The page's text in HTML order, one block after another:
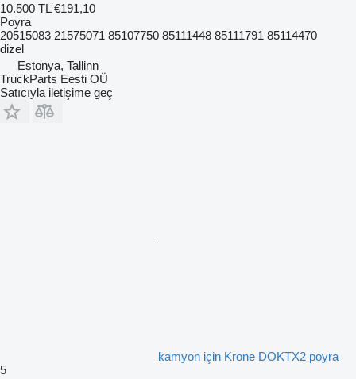
10.500 TL €191,10
Poyra
20515083 21575071 85107750 85111448 85111791 85114470
dizel
Estonya, Tallinn
TruckParts Eesti OÜ
Satıcıyla iletişime geç
kamyon için Krone DOKTX2 poyra
5